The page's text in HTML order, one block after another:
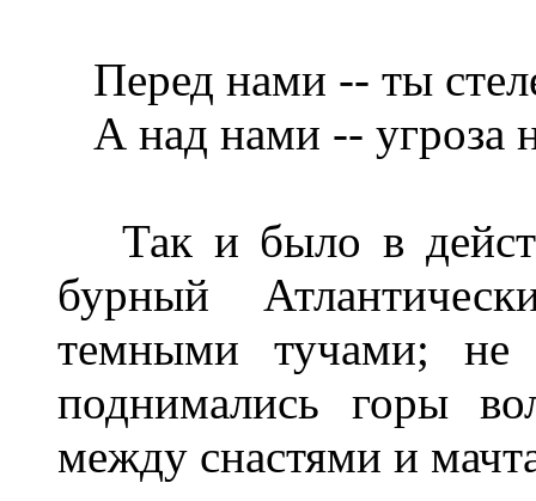
Перед нами -- ты
А над нами -- угроза
Так и было в
бурный
темными тучами; не
поднимались горы
между снастями и